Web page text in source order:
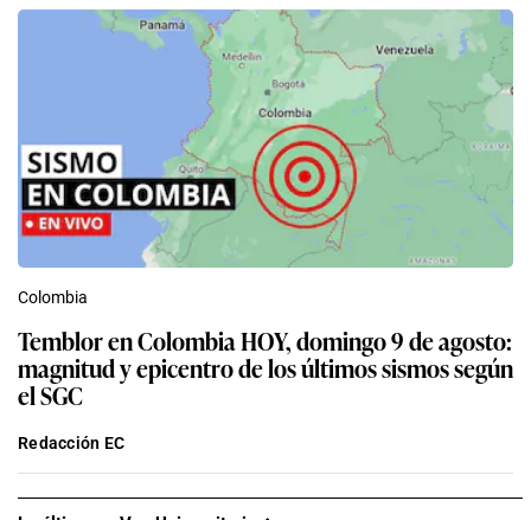
Colombia
Temblor en Colombia HOY, domingo 9 de agosto:
magnitud y epicentro de los últimos sismos según
el SGC
Redacción EC